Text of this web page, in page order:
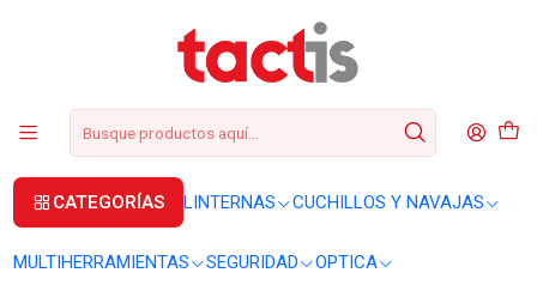
CATEGORÍAS LINTERNAS CUCHILLOS Y NAVAJAS
MULTIHERRAMIENTAS SEGURIDAD OPTICA
+56 2 3224 9572 +569 62369815
MULTIHERRAMIENTAS
ACCESORIOS
Bit Driver Extender Leatherman #931009